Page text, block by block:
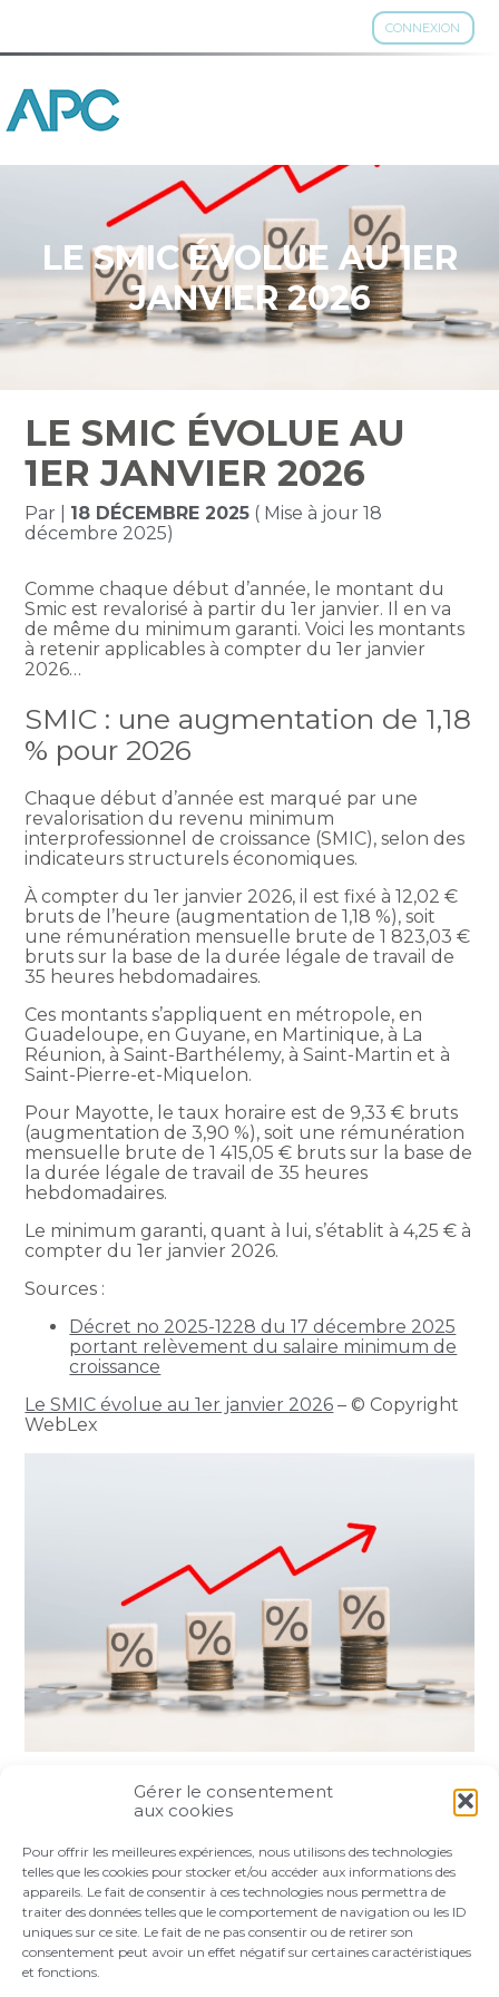
Gérer le consentement
aux cookies
Pour offrir les meilleures expériences, nous utilisons des technologies
telles que les cookies pour stocker et/ou accéder aux informations des
appareils. Le fait de consentir à ces technologies nous permettra de
traiter des données telles que le comportement de navigation ou les ID
uniques sur ce site. Le fait de ne pas consentir ou de retirer son
consentement peut avoir un effet négatif sur certaines caractéristiques
et fonctions.
CONNEXION
Aller
au
LE SMIC ÉVOLUE AU 1ER
JANVIER 2026
LE SMIC ÉVOLUE AU
1ER JANVIER 2026
Par 18 DÉCEMBRE 2025 ( Mise à jour 18
décembre 2025)
Comme chaque début d’année, le montant du
Smic est revalorisé à partir du 1er janvier. Il en va
de même du minimum garanti. Voici les montants
à retenir applicables à compter du 1er janvier
2026…
SMIC : une augmentation de 1,18
% pour 2026
Chaque début d’année est marqué par une
revalorisation du revenu minimum
interprofessionnel de croissance (SMIC), selon des
indicateurs structurels économiques.
À compter du 1er janvier 2026, il est fixé à 12,02 €
bruts de l’heure (augmentation de 1,18 %), soit
une rémunération mensuelle brute de 1 823,03 €
bruts sur la base de la durée légale de travail de
35 heures hebdomadaires.
Ces montants s’appliquent en métropole, en
Guadeloupe, en Guyane, en Martinique, à La
Réunion, à Saint-Barthélemy, à Saint-Martin et à
Saint-Pierre-et-Miquelon.
Pour Mayotte, le taux horaire est de 9,33 € bruts
(augmentation de 3,90 %), soit une rémunération
mensuelle brute de 1 415,05 € bruts sur la base de
la durée légale de travail de 35 heures
hebdomadaires.
Le minimum garanti, quant à lui, s’établit à 4,25 € à
compter du 1er janvier 2026.
Sources :
Décret no 2025-1228 du 17 décembre 2025
portant relèvement du salaire minimum de
croissance
Le SMIC évolue au 1er janvier 2026 – © Copyright
WebLex
FaceBook
TwitterLinkedIn